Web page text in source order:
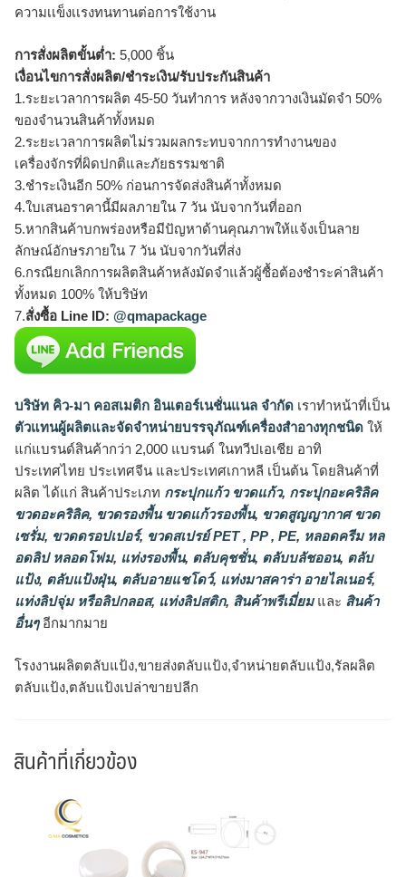
ความเเข็งเเรงทนทานต่อการใช้งาน
การสั่งผลิตขั้นต่ำ: 5,000 ชิ้น
เงื่อนไขการสั่งผลิต/ชำระเงิน/รับประกันสินค้า
1.ระยะเวลาการผลิต 45-50 วันทำการ หลังจากวางเงินมัดจำ 50%
ของจำนวนสินค้าทั้งหมด
2.ระยะเวลาการผลิตไม่รวมผลกระทบจากการทำงานของ
เครื่องจักรที่ผิดปกติและภัยธรรมชาติ
3.ชำระเงินอีก 50% ก่อนการจัดส่งสินค้าทั้งหมด
4.ใบเสนอราคานี้มีผลภายใน 7 วัน นับจากวันที่ออก
5.หากสินค้าบกพร่องหรือมีปัญหาด้านคุณภาพให้แจ้งเป็นลาย
ลักษณ์อักษรภายใน 7 วัน นับจากวันที่ส่ง
6.กรณียกเลิกการผลิตสินค้าหลังมัดจำแล้วผู้ซื้อต้องชำระค่าสินค้า
ทั้งหมด 100% ให้บริษัท
7.สั่งซื้อ Line ID: @qmapackage
บริษัท คิว-มา คอสเมติก อินเตอร์เนชั่นแนล จำกัด เราทำหน้าที่เป็น
ตัวแทนผู้ผลิตและจัดจำหน่ายบรรจุภัณฑ์เครื่องสำอางทุกชนิด ให้
แก่แบรนด์สินค้ากว่า 2,000 แบรนด์ ในทวีปเอเชีย อาทิ
ประเทศไทย ประเทศจีน และประเทศเกาหลี เป็นต้น โดยสินค้าที่
ผลิต ได้แก่ สินค้าประเภท กระปุกแก้ว ขวดแก้ว, กระปุกอะคริลิค
ขวดอะคริลิค, ขวดรองพื้น ขวดแก้วรองพื้น, ขวดสูญญากาศ ขวด
เซรั่ม, ขวดดรอปเปอร์, ขวดสเปรย์ PET , PP , PE, หลอดครีม หล
อดลิป หลอดโฟม, แท่งรองพื้น, ตลับคุชชั่น, ตลับบลัชออน, ตลับ
แป้ง, ตลับแป้งฝุ่น, ตลับอายแชโดว์, แท่งมาสคาร่า อายไลเนอร์,
แท่งลิปจุ่ม หรือลิปกลอส, แท่งลิปสติก, สินค้าพรีเมี่ยมและ สินค้า
อื่นๆอีกมากมาย
โรงงานผลิตตลับแป้ง,ขายส่งตลับแป้ง,จำหน่ายตลับแป้ง,รัลผลิต
ตลับแป้ง,ตลับแป้งเปล่าขายปลีก
สินค้าที่เกี่ยวข้อง